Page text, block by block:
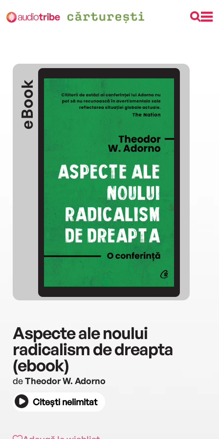
eBook
Aspecte ale noului
radicalism de dreapta
(ebook)
deTheodor W. Adorno
Citești nelimitat